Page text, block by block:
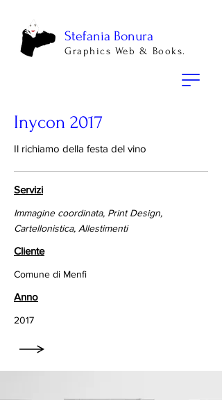
Stefania Bonura
Graphics Web & Books.
Inycon 2017
Il richiamo della festa del vino
Servizi
Immagine coordinata, Print Design,
Cartellonistica, Allestimenti
Cliente
Comune di Menfi
Anno
2017